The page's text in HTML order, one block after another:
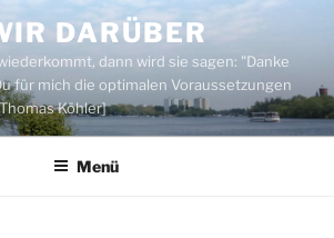
DARÜBER
dann wird sie sagen: "Danke
für mich die optimalen Voraussetzungen
Köhler]
Menü